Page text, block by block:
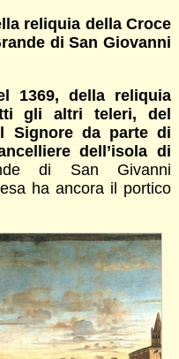
reliquia della Croce
di San Giovanni
1369, della reliquia
gli altri teleri, del
Signore da parte di
dell’isola di
di San Givanni
ha ancora il portico